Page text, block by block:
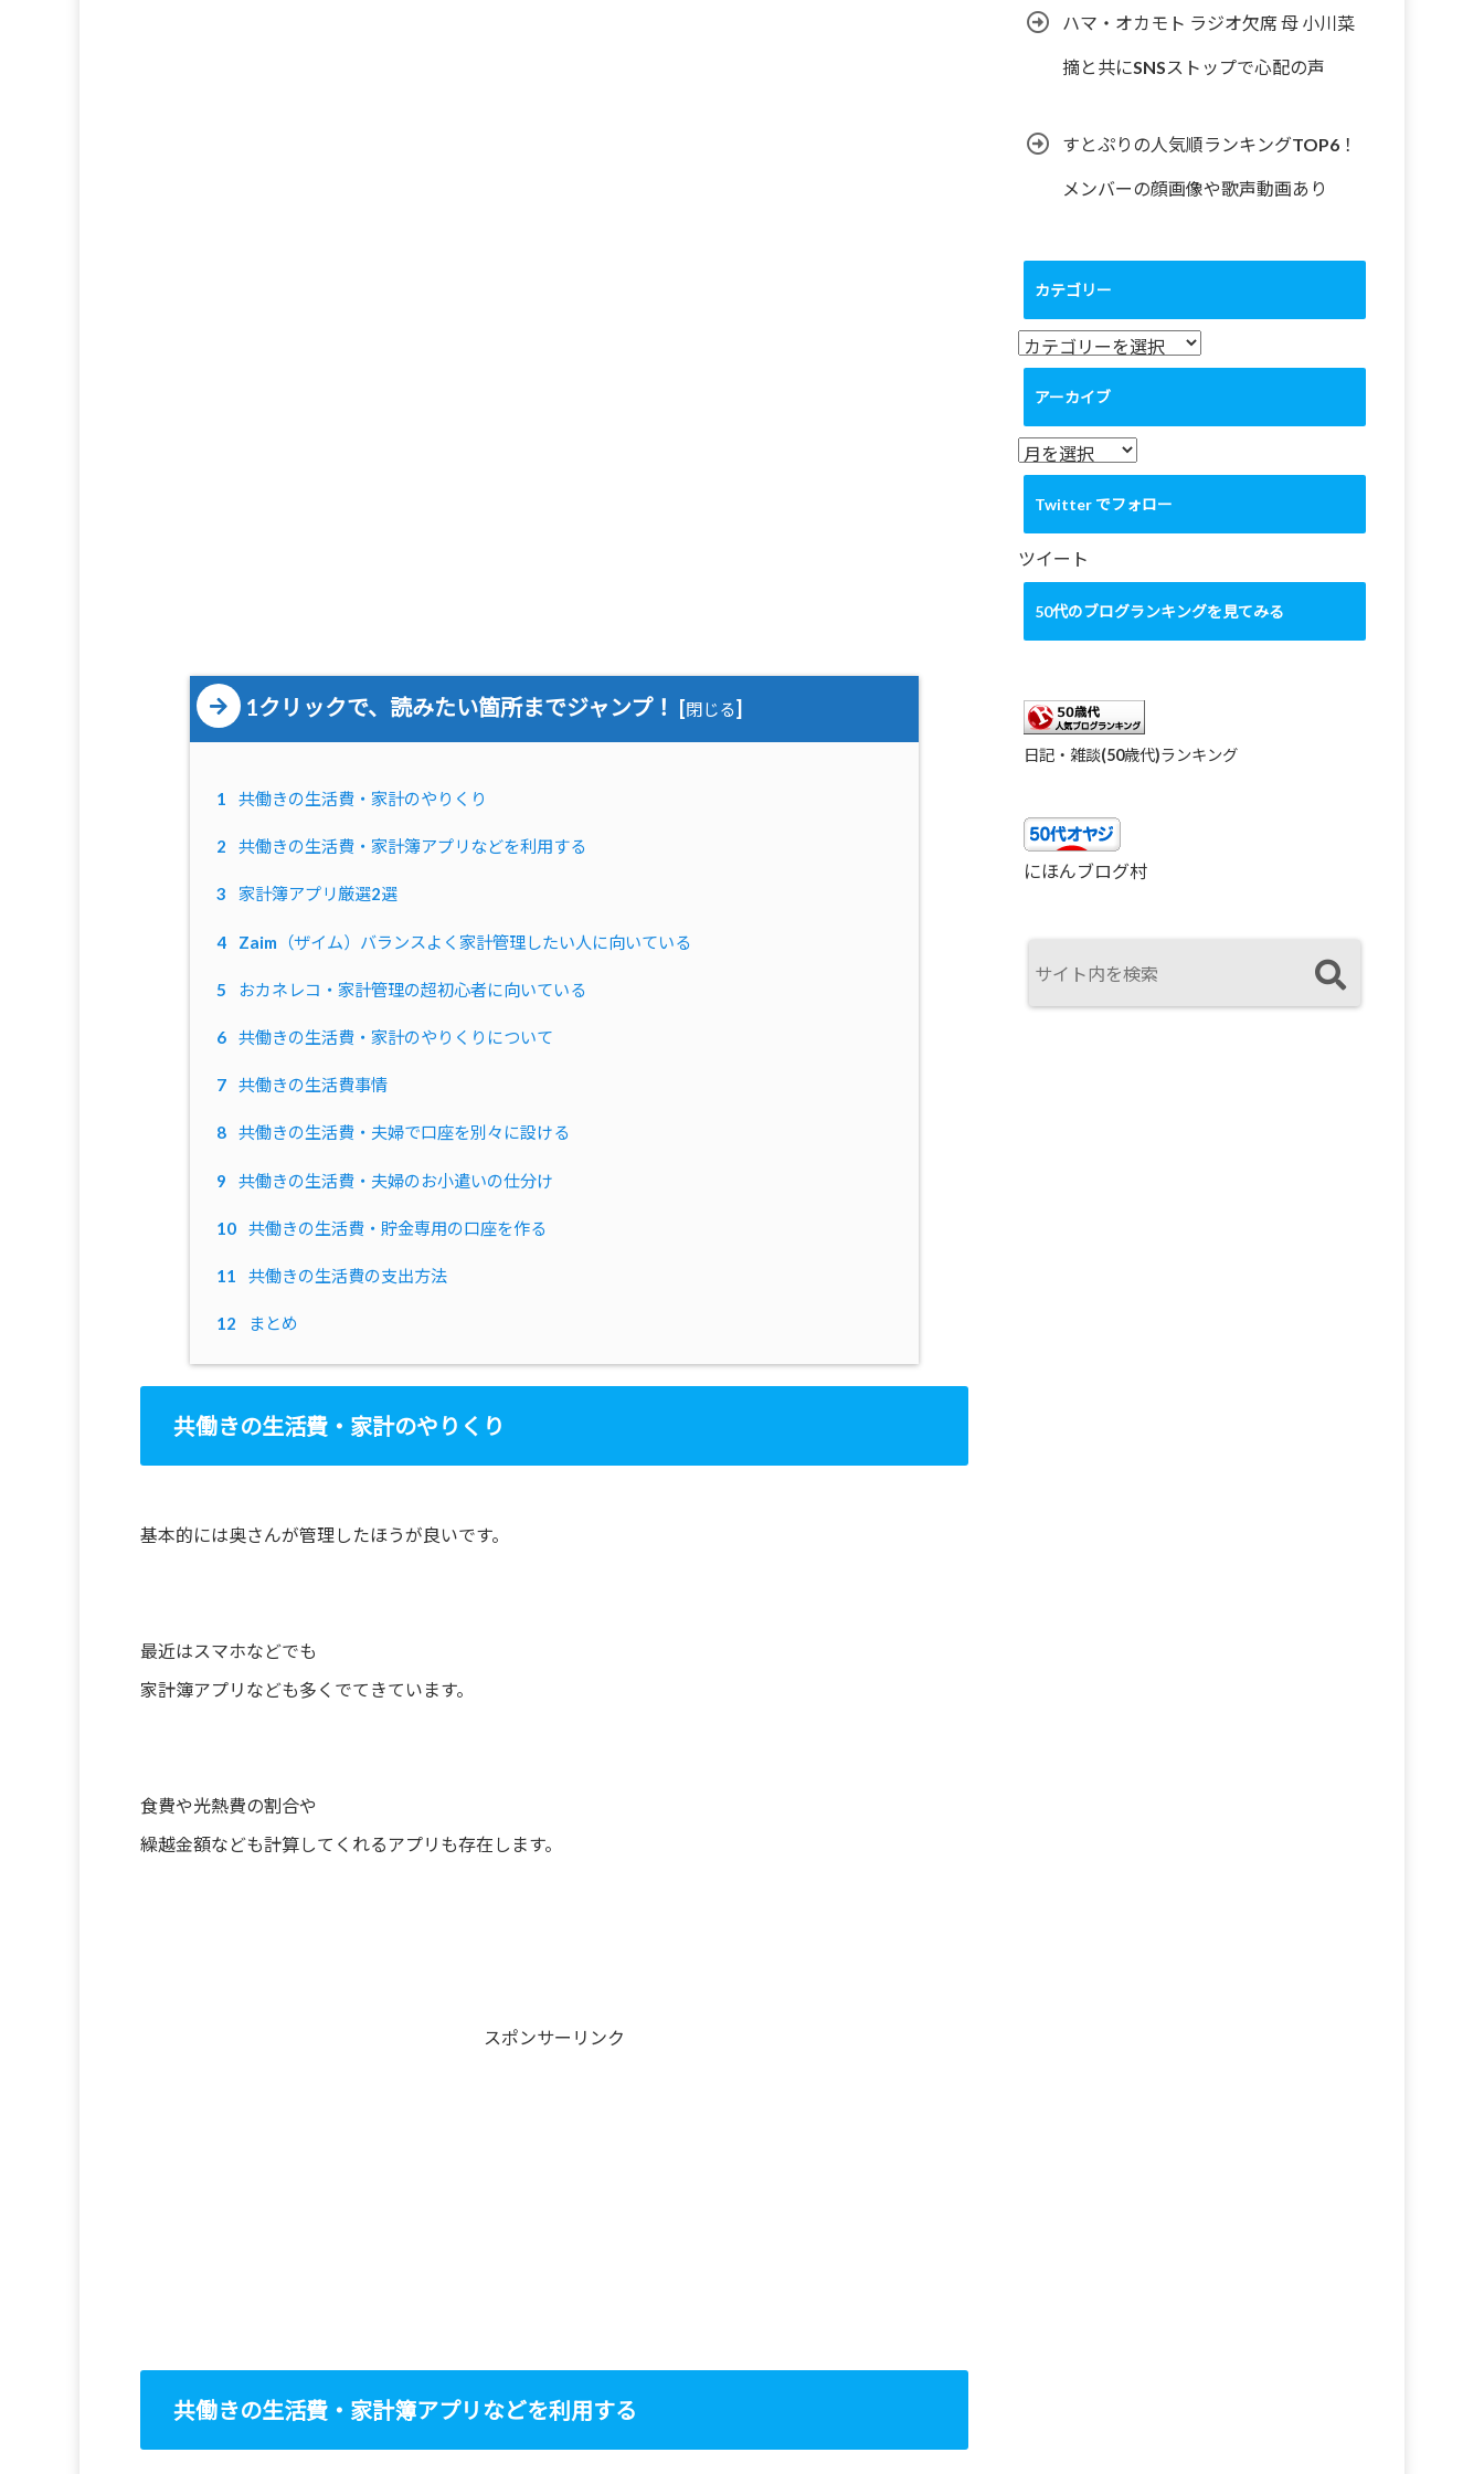
1クリックで、読みたい箇所までジャンプ！ [閉じる]
1 共働きの生活費・家計のやりくり
2 共働きの生活費・家計簿アプリなどを利用する
3 家計簿アプリ厳選2選
4 Zaim（ザイム）バランスよく家計管理したい人に向いている
5 おカネレコ・家計管理の超初心者に向いている
6 共働きの生活費・家計のやりくりについて
7 共働きの生活費事情
8 共働きの生活費・夫婦で口座を別々に設ける
9 共働きの生活費・夫婦のお小遣いの仕分け
10 共働きの生活費・貯金専用の口座を作る
11 共働きの生活費の支出方法
12 まとめ
共働きの生活費・家計のやりくり
基本的には奥さんが管理したほうが良いです。
最近はスマホなどでも
家計簿アプリなども多くでてきています。
食費や光熱費の割合や
繰越金額なども計算してくれるアプリも存在します。
スポンサーリンク
共働きの生活費・家計簿アプリなどを利用する
ハマ・オカモト ラジオ欠席 母 小川菜
摘と共にSNSストップで心配の声
すとぷりの人気順ランキングTOP6！
メンバーの顔画像や歌声動画あり
カテゴリー
カ
テ
リ
ー
アーカイブ
ア
ー
イ
ブ
Twitter でフォロー
ツイート
50代のブログランキングを見てみる
日記・雑談(50歳代)ランキング
にほんブログ村